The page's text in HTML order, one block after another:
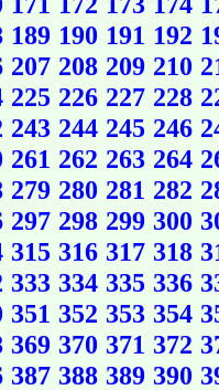
189 190 191 192
207 208 209 210
225 226 227 228
243 244 245 246
261 262 263 264
279 280 281 282
297 298 299 300
315 316 317 318
333 334 335 336
351 352 353 354
369 370 371 372
387 388 389 390